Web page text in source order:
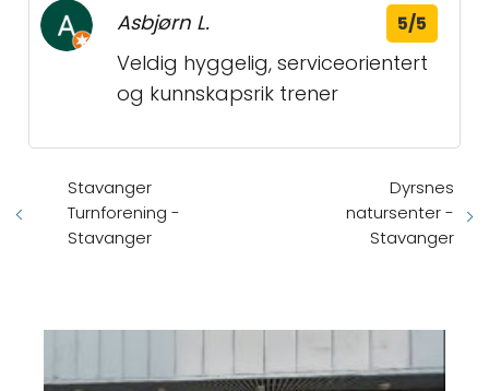
Asbjørn L. 5/5
Veldig hyggelig, serviceorientert
og kunnskapsrik trener
Stavanger
Turnforening -
Stavanger
Dyrsnes
natursenter -
Stavanger